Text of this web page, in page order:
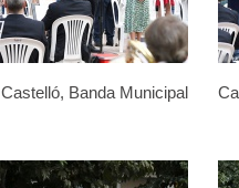
Castelló, Banda Municipal